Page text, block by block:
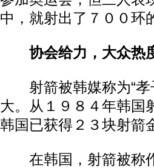
中，就射出了７００环
协会给力，大众热
射箭被韩媒称为“孝
大。从１９８４年韩国
韩国已获得２３块射箭
在韩国，射箭被称作